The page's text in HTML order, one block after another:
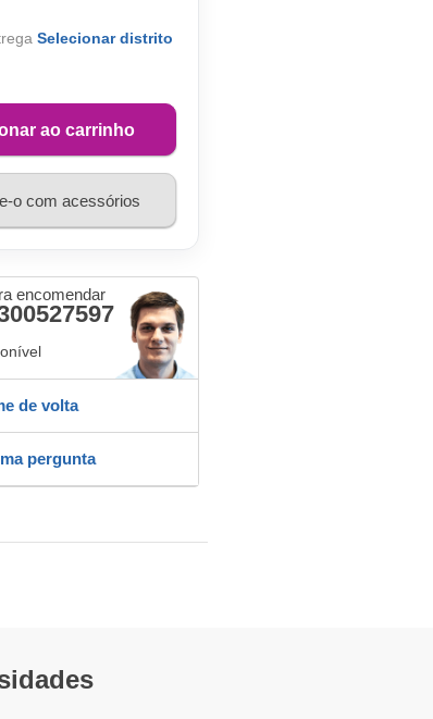
Selecionar distrito
ao carrinho
o com acessórios
encomendar
de volta
pergunta